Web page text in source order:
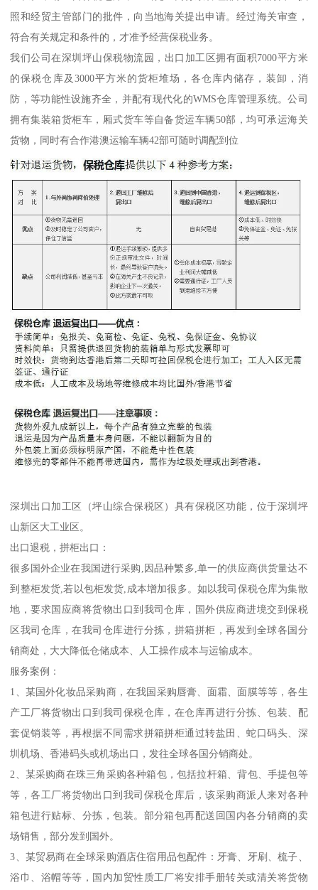
照和经贸主管部门的批件，向当地海关提出申请。经过海关审查，
符合有关规定和条件的，才准予经营保税业务。
我们公司在深圳坪山保税物流园，出口加工区拥有面积7000平方米
的保税仓库及3000平方米的货柜堆场，各仓库内储存，装卸，消
防，等功能性设施齐全，并配有现代化的WMS仓库管理系统。公司
拥有集装箱货柜车，厢式货车等自备货运车辆50部，均可承运海关
货物，同时有合作港澳运输车辆42部可随时调配到位
深圳出口加工区（坪山综合保税区）具有保税区功能，位于深圳坪
山新区大工业区。
出口退税，拼柜出口：
很多国外企业在我国进行采购,因品种繁多,单一的供应商供货量达不
到整柜发货,若以包柜发货,成本增加很多。如以我司保税仓库为集散
地，要求国应商将货物出口到我司仓库，国外供应商进境交到保税
区我司仓库，在我司仓库进行分拣，拼箱拼柜，再发到全球各国分
销商处，大大降低仓储成本、人工操作成本与运输成本。
服务案例：
1、某国外化妆品采购商，在我国采购唇膏、面霜、面膜等等，各生
产工厂将货物出口到我司保税仓库，在仓库再进行分拣、包装、配
套促销装等，再根据不同需求拼箱拼柜通过转盐田、蛇口码头、深
圳机场、香港码头或机场出口，发往全球各国分销商处。
2、某采购商在珠三角采购各种箱包，包括拉杆箱、背包、手提包等
等，各工厂将货物出口到我司保税仓库后，该采购商派人来对各种
箱包进行贴标、分拣，包装。部分箱包再配送回国内各分销商的卖
场销售，部分发到国外。
3、某贸易商在全球采购酒店住宿用品包配件：牙膏、牙刷、梳子、
浴巾、浴帽等等，国内加贸性质工厂将安排手册转关或清关将货物